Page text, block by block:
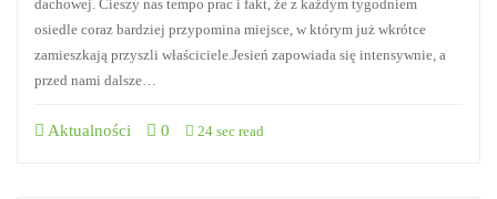
dachowej. Cieszy nas tempo prac i fakt, że z każdym tygodniem
osiedle coraz bardziej przypomina miejsce, w którym już wkrótce
zamieszkają przyszli właściciele.Jesień zapowiada się intensywnie, a
przed nami dalsze…
Aktualności 0 24 sec read